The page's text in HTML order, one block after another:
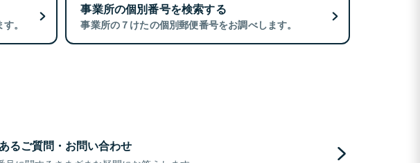
。
事業所の個別番号を検索する
事業所の７けたの個別郵便番号をお調べします。
るご質問・お問い合わせ